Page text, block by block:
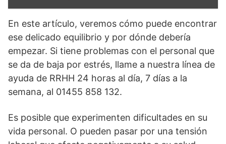
En este artículo, veremos cómo puede encontrar
ese delicado equilibrio y por dónde debería
empezar. Si tiene problemas con el personal que
se da de baja por estrés, llame a nuestra línea de
ayuda de RRHH 24 horas al día, 7 días a la
semana, al 01455 858 132.
Es posible que experimenten dificultades en su
vida personal. O pueden pasar por una tensión